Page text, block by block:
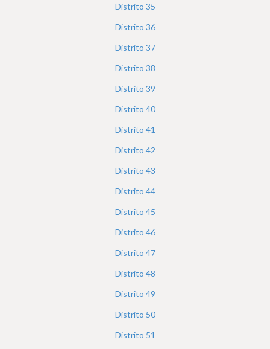
Distrito 35
Distrito 36
Distrito 37
Distrito 38
Distrito 39
Distrito 40
Distrito 41
Distrito 42
Distrito 43
Distrito 44
Distrito 45
Distrito 46
Distrito 47
Distrito 48
Distrito 49
Distrito 50
Distrito 51